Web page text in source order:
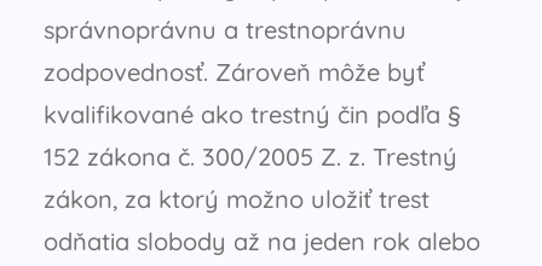
správnoprávnu a trestnoprávnu
zodpovednosť. Zároveň môže byť
kvalifikované ako trestný čin podľa §
152 zákona č. 300/2005 Z. z. Trestný
zákon, za ktorý možno uložiť trest
odňatia slobody až na jeden rok alebo